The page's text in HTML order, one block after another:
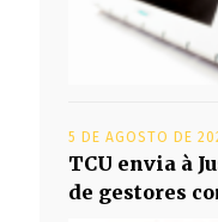
5 DE AGOSTO DE
TCU envia à
de gestores